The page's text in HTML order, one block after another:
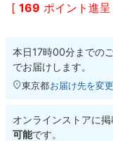
[ 169 ポイント進
本日17時00分までの
でお届けします。
東京都お届け先を変更
オンラインストアに
可能です。